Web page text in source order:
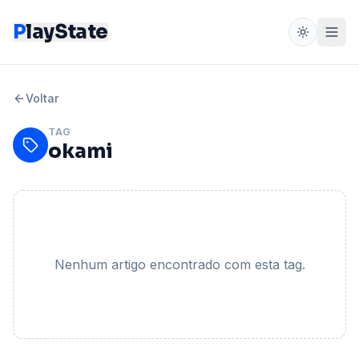
PlayState
Voltar
TAG
okami
Nenhum artigo encontrado com esta tag.